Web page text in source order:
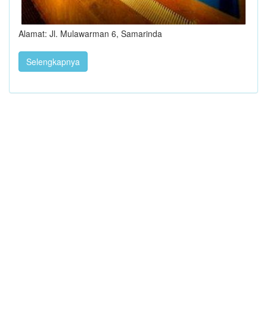
Alamat: Jl. Mulawarman 6, Samarinda
Selengkapnya